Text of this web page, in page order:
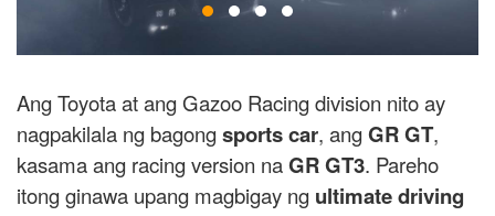
Ang Toyota at ang Gazoo Racing division nito ay
nagpakilala ng bagongsports car, angGR GT,
kasama ang racing version naGR GT3. Pareho
itong ginawa upang magbigay ng ultimate driving